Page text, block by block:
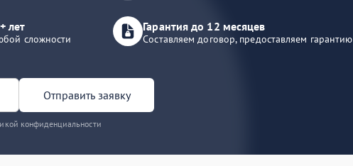
лет
сложности
Гарантия до 12 месяцев
Составляем договор, предоставляем гарантию
Отправить заявку
конфиденциальности